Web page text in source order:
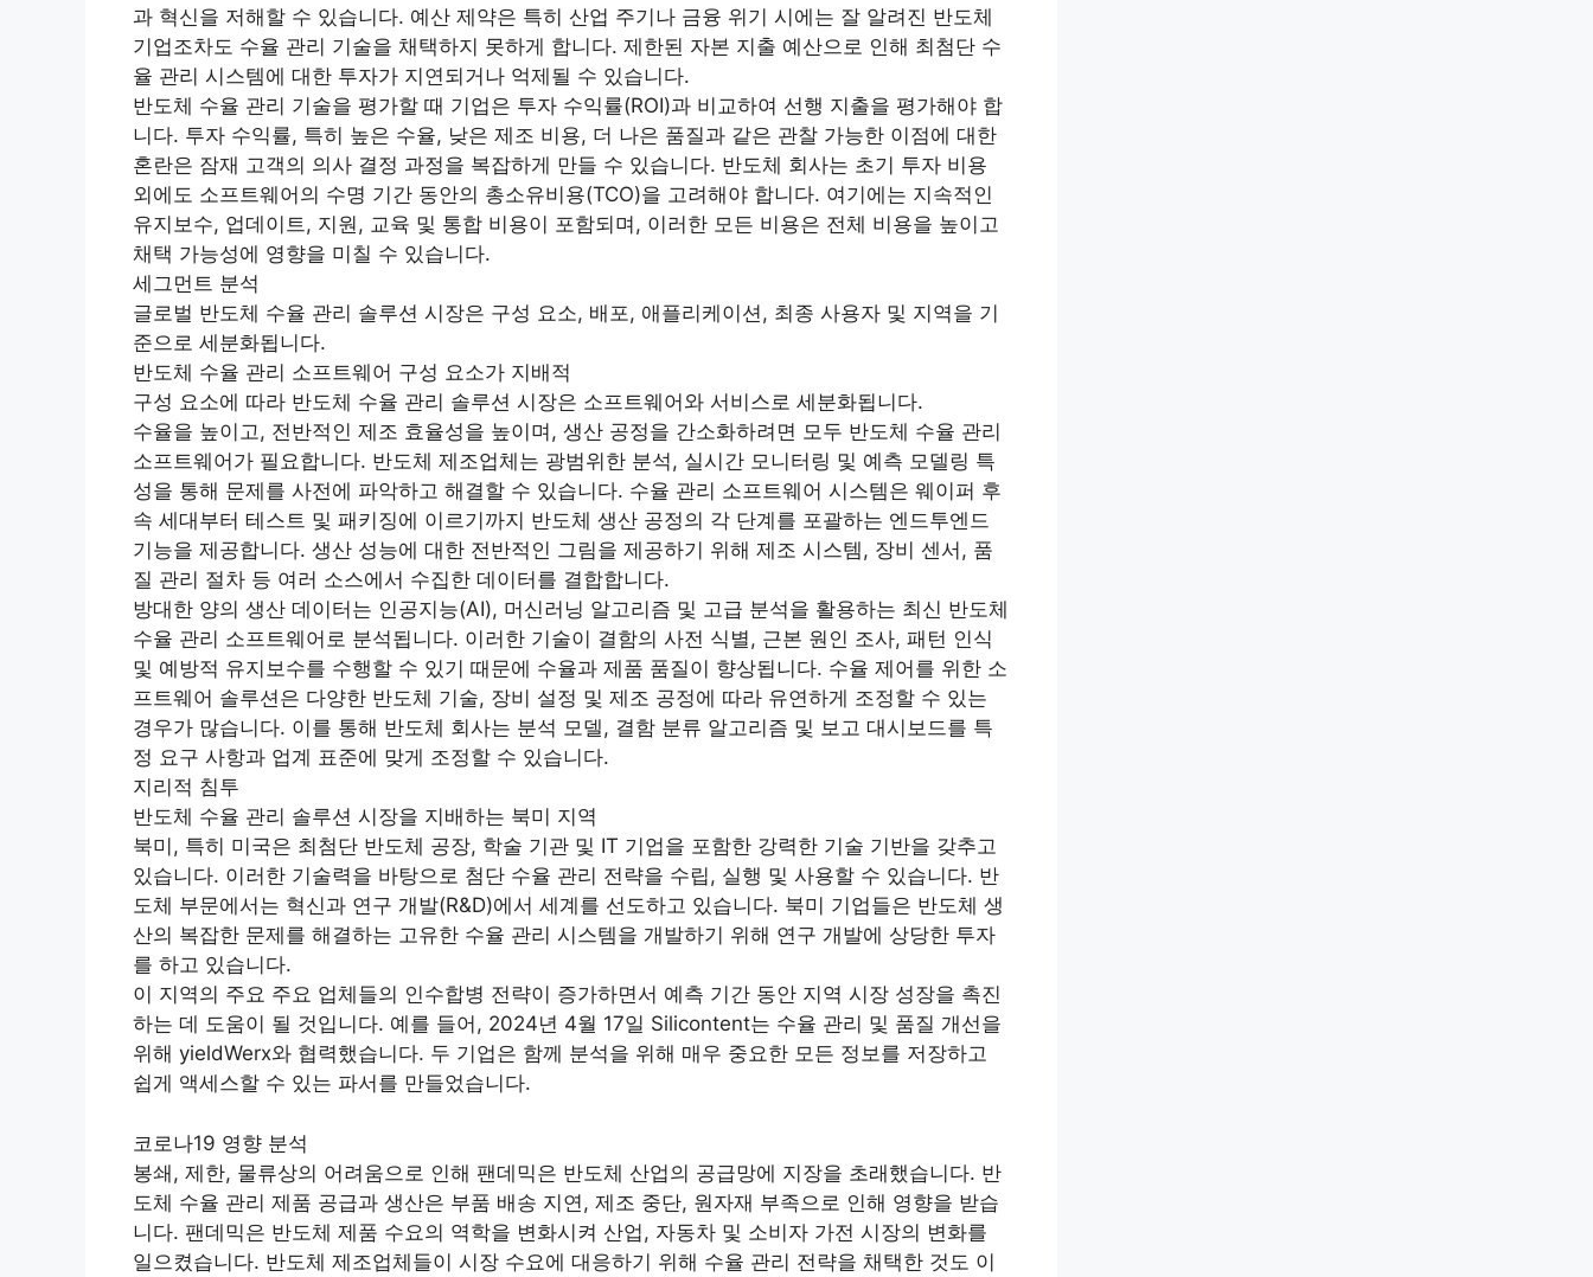
과 혁신을 저해할 수 있습니다. 예산 제약은 특히 산업 주기나 금융 위기 시에는 잘 알려진 반도체
기업조차도 수율 관리 기술을 채택하지 못하게 합니다. 제한된 자본 지출 예산으로 인해 최첨단 수
율 관리 시스템에 대한 투자가 지연되거나 억제될 수 있습니다.
반도체 수율 관리 기술을 평가할 때 기업은 투자 수익률(ROI)과 비교하여 선행 지출을 평가해야 합
니다. 투자 수익률, 특히 높은 수율, 낮은 제조 비용, 더 나은 품질과 같은 관찰 가능한 이점에 대한
혼란은 잠재 고객의 의사 결정 과정을 복잡하게 만들 수 있습니다. 반도체 회사는 초기 투자 비용
외에도 소프트웨어의 수명 기간 동안의 총소유비용(TCO)을 고려해야 합니다. 여기에는 지속적인
유지보수, 업데이트, 지원, 교육 및 통합 비용이 포함되며, 이러한 모든 비용은 전체 비용을 높이고
채택 가능성에 영향을 미칠 수 있습니다.
세그먼트 분석
글로벌 반도체 수율 관리 솔루션 시장은 구성 요소, 배포, 애플리케이션, 최종 사용자 및 지역을 기
준으로 세분화됩니다.
반도체 수율 관리 소프트웨어 구성 요소가 지배적
구성 요소에 따라 반도체 수율 관리 솔루션 시장은 소프트웨어와 서비스로 세분화됩니다.
수율을 높이고, 전반적인 제조 효율성을 높이며, 생산 공정을 간소화하려면 모두 반도체 수율 관리
소프트웨어가 필요합니다. 반도체 제조업체는 광범위한 분석, 실시간 모니터링 및 예측 모델링 특
성을 통해 문제를 사전에 파악하고 해결할 수 있습니다. 수율 관리 소프트웨어 시스템은 웨이퍼 후
속 세대부터 테스트 및 패키징에 이르기까지 반도체 생산 공정의 각 단계를 포괄하는 엔드투엔드
기능을 제공합니다. 생산 성능에 대한 전반적인 그림을 제공하기 위해 제조 시스템, 장비 센서, 품
질 관리 절차 등 여러 소스에서 수집한 데이터를 결합합니다.
방대한 양의 생산 데이터는 인공지능(AI), 머신러닝 알고리즘 및 고급 분석을 활용하는 최신 반도체
수율 관리 소프트웨어로 분석됩니다. 이러한 기술이 결함의 사전 식별, 근본 원인 조사, 패턴 인식
및 예방적 유지보수를 수행할 수 있기 때문에 수율과 제품 품질이 향상됩니다. 수율 제어를 위한 소
프트웨어 솔루션은 다양한 반도체 기술, 장비 설정 및 제조 공정에 따라 유연하게 조정할 수 있는
경우가 많습니다. 이를 통해 반도체 회사는 분석 모델, 결함 분류 알고리즘 및 보고 대시보드를 특
정 요구 사항과 업계 표준에 맞게 조정할 수 있습니다.
지리적 침투
반도체 수율 관리 솔루션 시장을 지배하는 북미 지역
북미, 특히 미국은 최첨단 반도체 공장, 학술 기관 및 IT 기업을 포함한 강력한 기술 기반을 갖추고
있습니다. 이러한 기술력을 바탕으로 첨단 수율 관리 전략을 수립, 실행 및 사용할 수 있습니다. 반
도체 부문에서는 혁신과 연구 개발(R&D)에서 세계를 선도하고 있습니다. 북미 기업들은 반도체 생
산의 복잡한 문제를 해결하는 고유한 수율 관리 시스템을 개발하기 위해 연구 개발에 상당한 투자
를 하고 있습니다.
이 지역의 주요 주요 업체들의 인수합병 전략이 증가하면서 예측 기간 동안 지역 시장 성장을 촉진
하는 데 도움이 될 것입니다. 예를 들어, 2024년 4월 17일 Silicontent는 수율 관리 및 품질 개선을
위해 yieldWerx와 협력했습니다. 두 기업은 함께 분석을 위해 매우 중요한 모든 정보를 저장하고
쉽게 액세스할 수 있는 파서를 만들었습니다.
코로나19 영향 분석
봉쇄, 제한, 물류상의 어려움으로 인해 팬데믹은 반도체 산업의 공급망에 지장을 초래했습니다. 반
도체 수율 관리 제품 공급과 생산은 부품 배송 지연, 제조 중단, 원자재 부족으로 인해 영향을 받습
니다. 팬데믹은 반도체 제품 수요의 역학을 변화시켜 산업, 자동차 및 소비자 가전 시장의 변화를
일으켰습니다. 반도체 제조업체들이 시장 수요에 대응하기 위해 수율 관리 전략을 채택한 것도 이